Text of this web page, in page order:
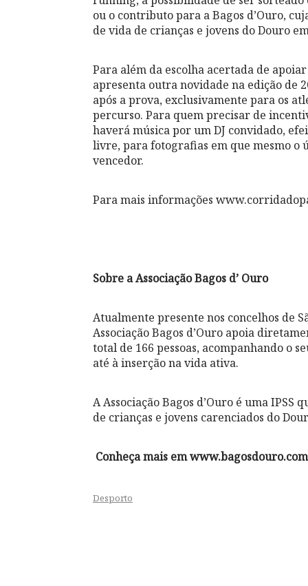
ou o contributo para a Bagos d’Ouro,
de vida de crianças e jovens do Douro
Para além da escolha acertada de
apresenta outra novidade na edição de
após a prova, exclusivamente para os
percurso. Para quem precisar de
haverá música por um DJ convidado,
livre, para fotografias em que mesmo o
vencedor.
Para mais informações
Sobre aAssociação Bagos d’ Ouro
Atualmente presente nos concelhos de
Associação Bagos d’Ouro apoia
total de 166 pessoas, acompanhando o
até à inserção na vida ativa.
A Associação Bagos d’Ouro é uma
de crianças e jovens carenciados do
Conheça mais emwww.bagosdouro.com
Desporto